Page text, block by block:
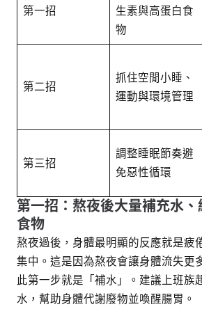
第一招
生素與高蛋白食
物
第二招
抓住空閒小睡、
運動與環境管理
第三招
調整睡眠節奏避
免惡性循環
第一招：熬夜後大量補充水、
食物
熬夜過後，身體最明顯的反應就是疲
集中。這是因為熬夜會讓身體流失更
此第一步就是「補水」。建議上班族
水，幫助身體代謝廢物並喚醒腸胃。